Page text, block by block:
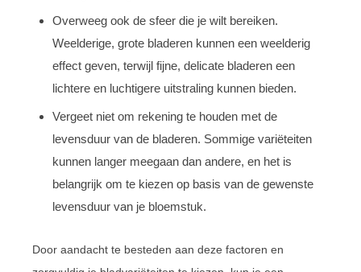
Overweeg ook de sfeer die je wilt bereiken.
Weelderige, grote bladeren kunnen een weelderig
effect geven, terwijl fijne, delicate bladeren een
lichtere en luchtigere uitstraling kunnen bieden.
Vergeet niet om rekening te houden met de
levensduur van de bladeren. Sommige variëteiten
kunnen langer meegaan dan andere, en het is
belangrijk om te kiezen op basis van de gewenste
levensduur van je bloemstuk.
Door aandacht te besteden aan deze factoren en